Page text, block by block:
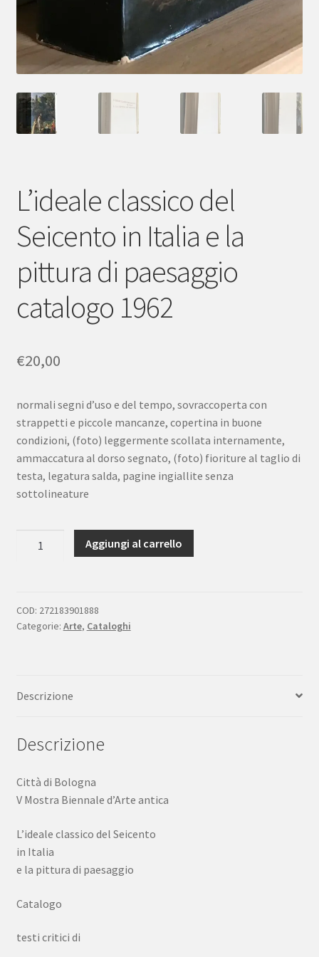
L’ideale classico del
Seicento in Italia e la
pittura di paesaggio
catalogo 1962
€20,00
normali segni d’uso e del tempo, sovraccoperta con
strappetti e piccole mancanze, copertina in buone
condizioni, (foto) leggermente scollata internamente,
ammaccatura al dorso segnato, (foto) fioriture al taglio di
testa, legatura salda, pagine ingiallite senza
sottolineature
in
Italia
di
1962
Aggiungi al carrello
COD: 272183901888
Categorie: Arte, Cataloghi
Descrizione
Descrizione
Città di Bologna
V Mostra Biennale d’Arte antica
L’ideale classico del Seicento
in Italia
e la pittura di paesaggio
Catalogo
testi critici di